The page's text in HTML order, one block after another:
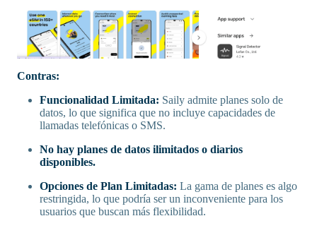
Contras:
Funcionalidad Limitada: Saily admite planes solo de
datos, lo que significa que no incluye capacidades de
llamadas telefónicas o SMS.
No hay planes de datos ilimitados o diarios
disponibles.
Opciones de Plan Limitadas: La gama de planes es algo
restringida, lo que podría ser un inconveniente para los
usuarios que buscan más flexibilidad.